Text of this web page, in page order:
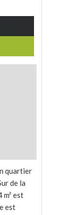
quartier
de la
m² est
est